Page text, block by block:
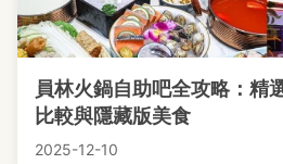
員林火鍋自助吧全攻略：精
比較與隱藏版美食
2025-12-10